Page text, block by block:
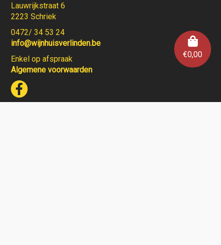
€0,00
Lauwrijkstraat 6
2223 Schriek
0472/ 34 53 24
info@wijnhuisverlinden.be
Enkel op afspraak
Algemene voorwaarden